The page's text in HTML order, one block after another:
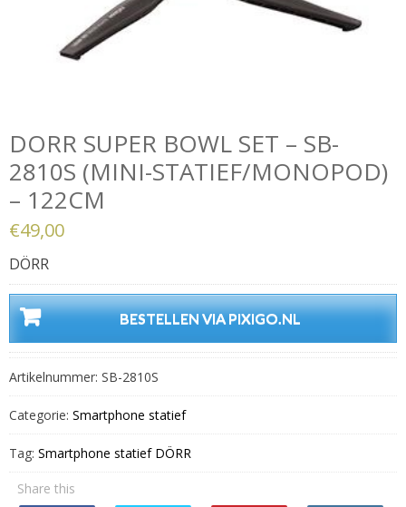
DORR SUPER BOWL SET – SB-
2810S (MINI-STATIEF/MONOPOD)
– 122CM
€49,00
DÖRR
BESTELLEN VIA PIXIGO.NL
Artikelnummer: SB-2810S
Categorie: Smartphone statief
Tag: Smartphone statief DÖRR
Share this